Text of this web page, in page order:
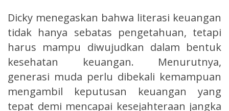
Dicky menegaskan bahwa literasi keuangan
tidak hanya sebatas pengetahuan, tetapi
harus mampu diwujudkan dalam bentuk
kesehatan keuangan. Menurutnya,
generasi muda perlu dibekali kemampuan
mengambil keputusan keuangan yang
tepat demi mencapai kesejahteraan jangka